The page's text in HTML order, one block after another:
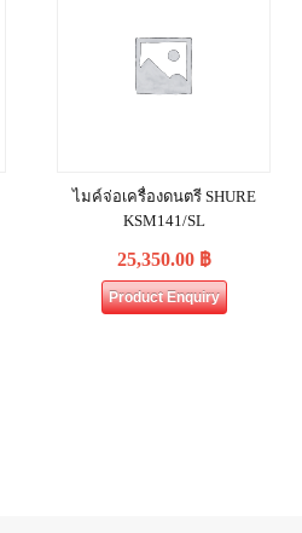
ไมค์จ่อเครื่องดนตรี SHURE
KSM141/SL
25,350.00 ฿
Product Enquiry